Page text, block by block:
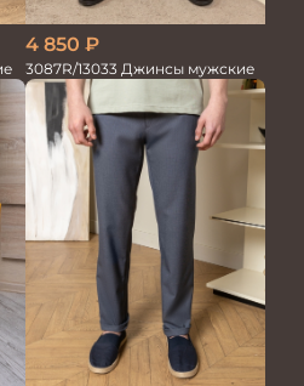
4 850 ₽
3087R/13033 Джинсы мужские